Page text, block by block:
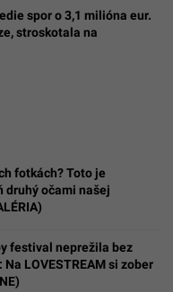
spor o 3,1 milióna eur.
stroskotala na
fotkách? Toto je
druhý očami našej
festival neprežila bez
LOVESTREAM si zober